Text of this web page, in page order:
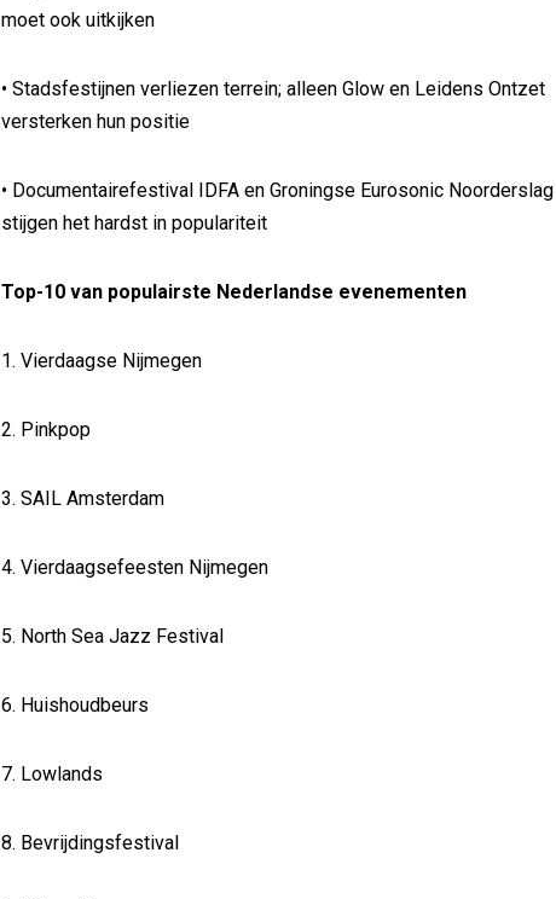
moet ook uitkijken
• Stadsfestijnen verliezen terrein; alleen Glow en Leidens Ontzet
versterken hun positie
• Documentairefestival IDFA en Groningse Eurosonic Noorderslag
stijgen het hardst in populariteit
Top-10 van populairste Nederlandse evenementen
1. Vierdaagse Nijmegen
2. Pinkpop
3. SAIL Amsterdam
4. Vierdaagsefeesten Nijmegen
5. North Sea Jazz Festival
6. Huishoudbeurs
7. Lowlands
8. Bevrijdingsfestival